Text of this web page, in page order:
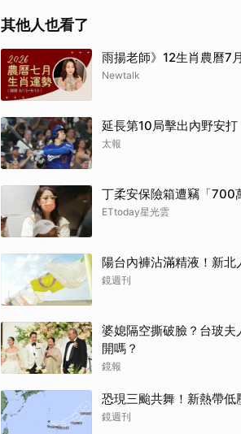
其他人也看了
雨揚老師》12生肖農曆7
Newtalk
延長第10局擊出內野安
太報
丁柔安保險箱遭竊「
ETtoday星光雲
陽台內褲沾滿精液！新
鏡週刊
婆媳隔空撕破臉？台玻
開嗎？
鏡報
恐現三颱共舞！新熱帶
鏡週刊